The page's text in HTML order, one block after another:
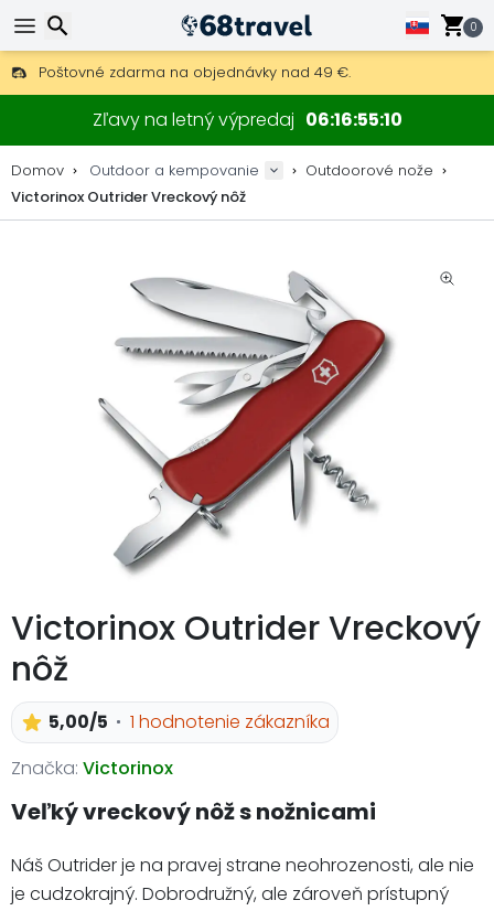
0
Poštovné zdarma na objednávky nad 49 €.
30 dní na vrátenie, 90 dní na drevené mapy a dekorácie.
Najlepšie ceny na outdoor vybavenie a doplnky.
Zľavy na letný výpredaj 06165510
Domov Outdoor a kempovanie
Outdoorové nože
Victorinox Outrider Vreckový nôž
Victorinox Outrider Vreckový
nôž
5,00/5
1 hodnotenie zákazníka
Značka: Victorinox
Veľký vreckový nôž s nožnicami
Náš Outrider je na pravej strane neohrozenosti, ale nie
je cudzokrajný. Dobrodružný, ale zároveň prístupný
Hľadať